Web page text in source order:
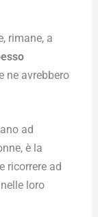
rimane, a
ne avrebbero
ad
è la
ricorrere ad
loro